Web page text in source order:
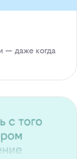
— даже когда